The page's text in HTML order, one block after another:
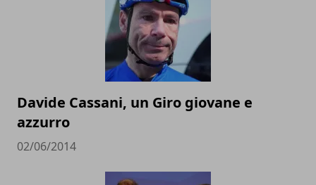
Davide Cassani, un Giro giovane e
azzurro
02/06/2014